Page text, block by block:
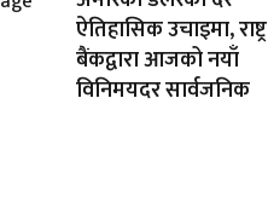
ऐतिहासिक उचाइमा, राष्ट्र
बैंकद्वारा आजको नयाँ
विनिमयदर सार्वजनिक